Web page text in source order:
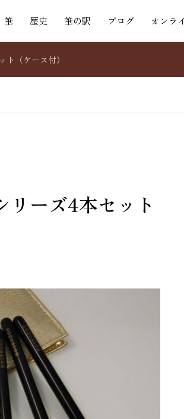
筆 歴史 筆の駅 ブログ オンラ
（ケース付）
ーズ4本セット